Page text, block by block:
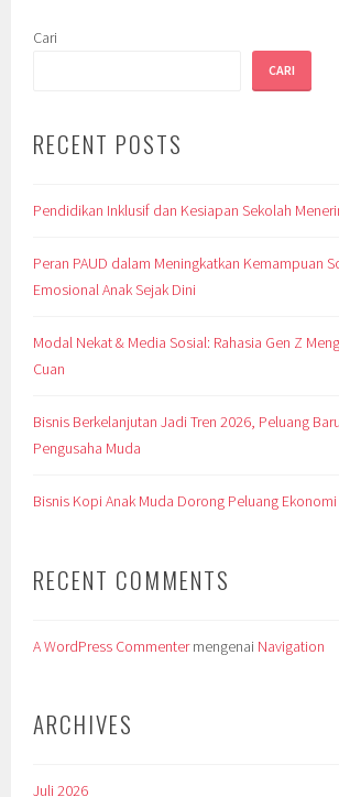
Cari
CARI
RECENT POSTS
Pendidikan Inklusif dan Kesiapan Sekolah
Peran PAUD dalam Meningkatkan Kemampuan
Emosional Anak Sejak Dini
Modal Nekat & Media Sosial: Rahasia Gen Z
Cuan
Bisnis Berkelanjutan Jadi Tren 2026, Peluang
Pengusaha Muda
Bisnis Kopi Anak Muda Dorong Peluang
RECENT COMMENTS
A WordPress Commentermengenai Navigation
ARCHIVES
Juli 2026